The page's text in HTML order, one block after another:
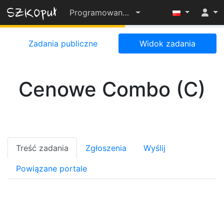
Programowanie-OD-PODSTAW-2022-23
55%
Zadania publiczne Widok zadania
Cenowe Combo (C)
Treść zadania Zgłoszenia Wyślij
Powiązane portale